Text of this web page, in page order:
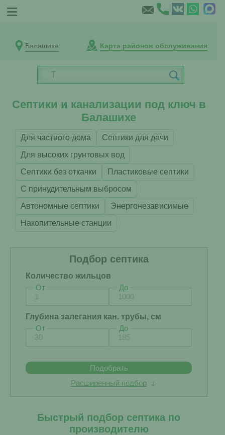
Балашиха Карта районов обслуживания
Септики и канализации под ключ в
Балашихе
Для частного дома
Септики для дачи
Для высоких грунтовых вод
Септики без откачки
Пластиковые септики
С принудительным выбросом
Автономные септики
Энергонезависимые
Накопительные станции
Подбор септика
Количество жильцов
От
До
Глубина залегания кан. трубы, см
От
До
Подобрать
Расширенный подбор
Быстрый подбор септика по
производителю